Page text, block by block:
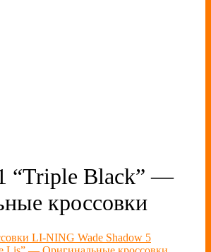
“Triple Black” —
кроссовки
LI-NING Wade Shadow 5